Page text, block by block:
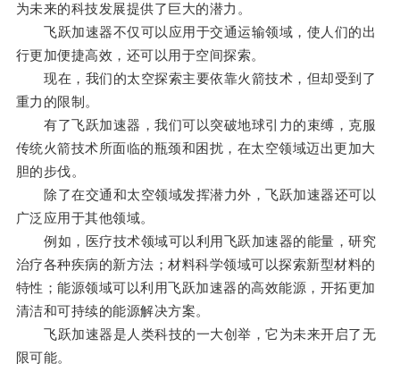
为未来的科技发展提供了巨大的潜力。
飞跃加速器不仅可以应用于交通运输领域，使人们的出
行更加便捷高效，还可以用于空间探索。
现在，我们的太空探索主要依靠火箭技术，但却受到了
重力的限制。
有了飞跃加速器，我们可以突破地球引力的束缚，克服
传统火箭技术所面临的瓶颈和困扰，在太空领域迈出更加大
胆的步伐。
除了在交通和太空领域发挥潜力外，飞跃加速器还可以
广泛应用于其他领域。
例如，医疗技术领域可以利用飞跃加速器的能量，研究
治疗各种疾病的新方法；材料科学领域可以探索新型材料的
特性；能源领域可以利用飞跃加速器的高效能源，开拓更加
清洁和可持续的能源解决方案。
飞跃加速器是人类科技的一大创举，它为未来开启了无
限可能。